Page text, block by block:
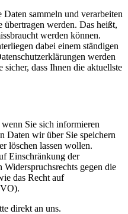
sammeln und verarbeiten
übertragen werden. Das heißt,
werden können.
dabei einem ständigen
werden
dass Ihnen die aktuellste
Sie sich informieren
Daten wir über Sie speichern
löschen lassen wollen.
Einschränkung der
gegen die
das Recht auf
direkt an uns.